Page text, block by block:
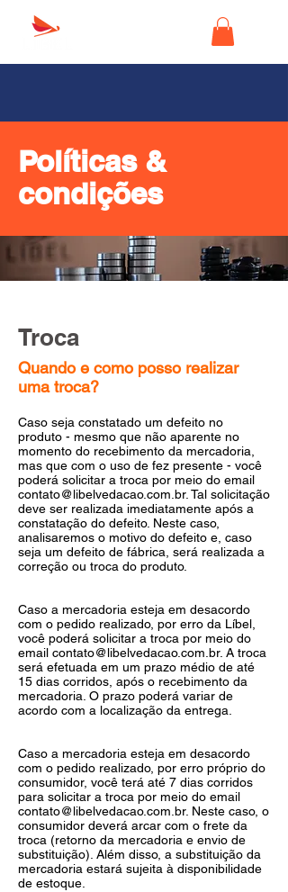
Políticas &
condições
Troca
Quando e como posso realizar
uma troca?
Caso seja constatado um defeito no
produto - mesmo que não aparente no
momento do recebimento da mercadoria,
mas que com o uso de fez presente - você
poderá solicitar a troca por meio do email
contato@libelvedacao.com.br. Tal solicitação
deve ser realizada imediatamente após a
constatação do defeito. Neste caso,
analisaremos o motivo do defeito e, caso
seja um defeito de fábrica, será realizada a
correção ou troca do produto.
Caso a mercadoria esteja em desacordo
com o pedido realizado, por erro da Líbel,
você poderá solicitar a troca por meio do
email contato@libelvedacao.com.br. A troca
será efetuada em um prazo médio de até
15 dias corridos, após o recebimento da
mercadoria. O prazo poderá variar de
acordo com a localização da entrega.
Caso a mercadoria esteja em desacordo
com o pedido realizado, por erro próprio do
consumidor, você terá até 7 dias corridos
para solicitar a troca por meio do email
contato@libelvedacao.com.br. Neste caso, o
consumidor deverá arcar com o frete da
troca (retorno da mercadoria e envio de
substituição). Além disso, a substituição da
mercadoria estará sujeita à disponibilidade
de estoque.